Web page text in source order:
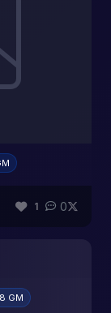
1 0
GM